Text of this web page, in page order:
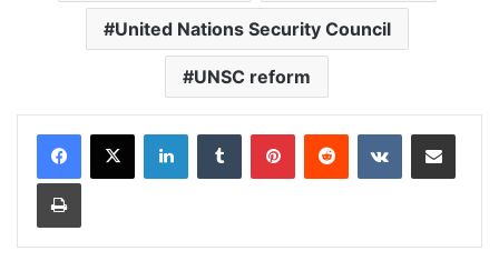
United Nations Security Council
UNSC reform
LinkedInTumblr PinterestReddit VKontakteShare via Email
Print